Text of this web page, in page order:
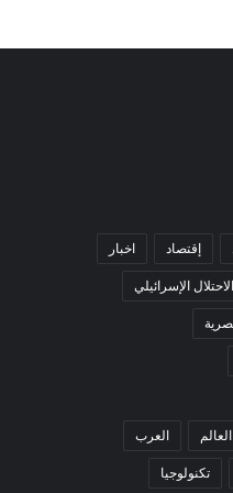
إقتصاد اخبار
الاحتلال الإسرائيلي
العالم العرب
تكنولوجيا